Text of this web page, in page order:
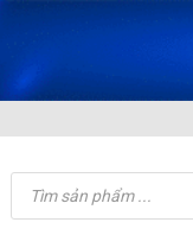
Tìm
kiếm
phẩm